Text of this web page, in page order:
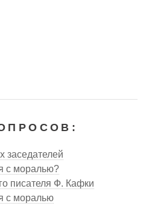
заседателей
с моралью?
писателя Ф. Кафки
с моралью